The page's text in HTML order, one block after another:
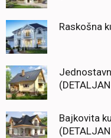
Raskošna
Bajkovita